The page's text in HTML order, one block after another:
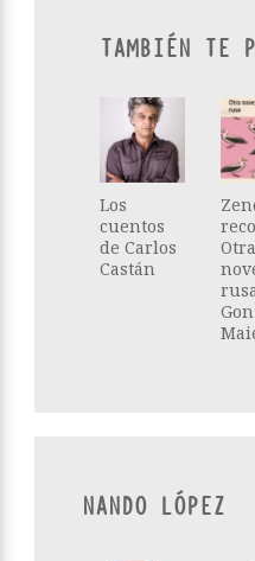
TAMBIÉN TE
Los
cuentos
de Carlos
Castán
Otra
NANDO LÓPEZ